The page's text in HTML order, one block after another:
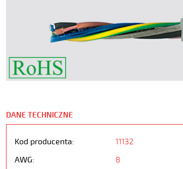
DANE TECHNICZNE
Kod producenta:
11132
AWG:
8